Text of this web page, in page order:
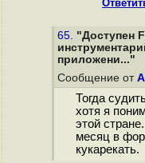
65. "Доступен
приложени..."
Сообщение от
Тогда
хотя я
этой
месяц в
кукарекать.